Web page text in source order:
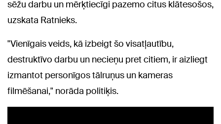
sēžu darbu un mērķtiecīgi pazemo citus klātesošos,
uzskata Ratnieks.
"Vienīgais veids, kā izbeigt šo visatļautību,
destruktīvo darbu un necieņu pret citiem, ir aizliegt
izmantot personīgos tālruņus un kameras
filmēšanai," norāda politiķis.